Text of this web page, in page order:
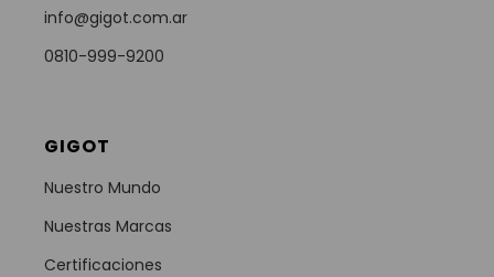
info@gigot.com.ar
0810-999-9200
GIGOT
Nuestro Mundo
Nuestras Marcas
Certificaciones